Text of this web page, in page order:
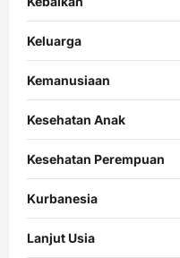
Keluarga
Kemanusiaan
Kesehatan Anak
Kesehatan Perempuan
Kurbanesia
Lanjut Usia